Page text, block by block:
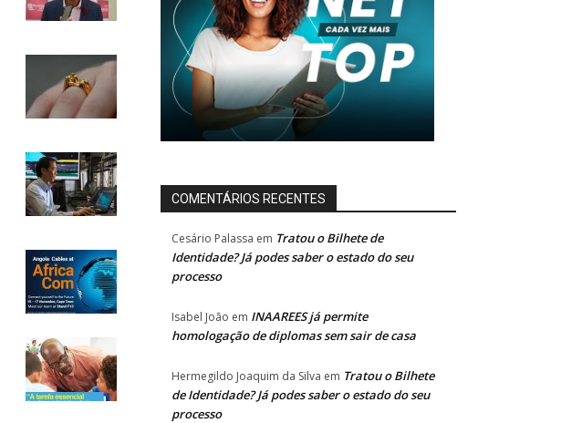
COMENTÁRIOS RECENTES
Cesário Palassa em Tratou o Bilhete de
Identidade? Já podes saber o estado do seu
processo
Isabel João em INAAREES já permite
homologação de diplomas sem sair de casa
Hermegildo Joaquim da Silva em Tratou o Bilhete
de Identidade? Já podes saber o estado do seu
processo